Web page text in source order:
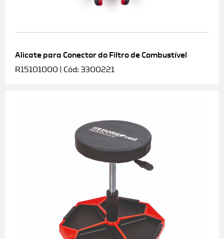
Alicate para Conector do Filtro de Combustível
R15101000 | Cód: 3300221